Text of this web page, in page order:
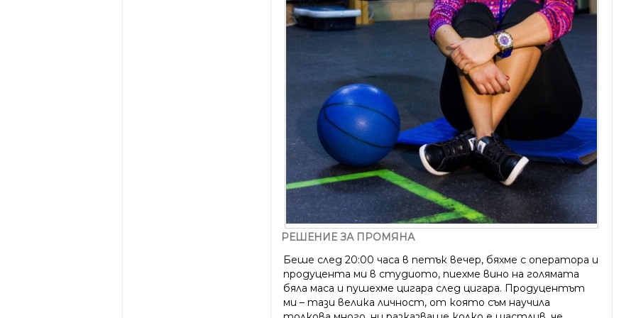
РЕШЕНИЕ ЗА ПРОМЯНА
Беше след 20:00 часа в петък вечер, бяхме с оператора и
продуцента ми в студиото, пиехме вино на голямата
бяла маса и пушехме цигара след цигара. Продуцентът
ми – тази велика личност, от която съм научила